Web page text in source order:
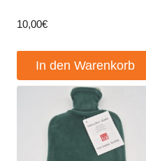
10,00€
In den Warenkorb